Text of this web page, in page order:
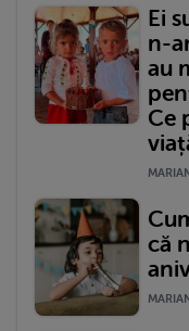
Ei
n-
au
Ce
că